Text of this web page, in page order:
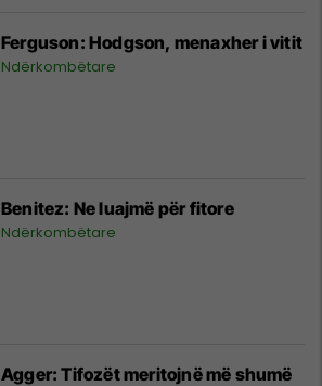
Ferguson: Hodgson, menaxher i vitit
Ndërkombëtare
Benitez: Ne luajmë për fitore
Ndërkombëtare
Agger: Tifozët meritojnë më shumë